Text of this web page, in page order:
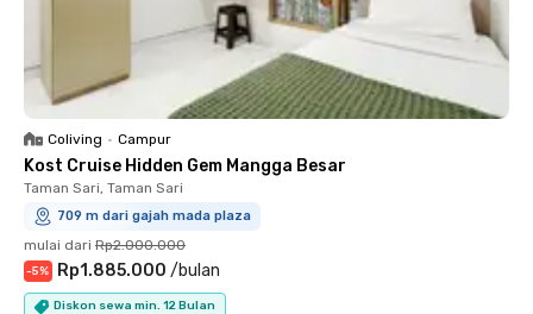
Coliving • Campur
Kost Cruise Hidden Gem Mangga Besar
Taman Sari, Taman Sari
709 m dari gajah mada plaza
mulai dari Rp2.000.000
-5% Rp1.885.000 /bulan
Diskon sewa min. 12 Bulan